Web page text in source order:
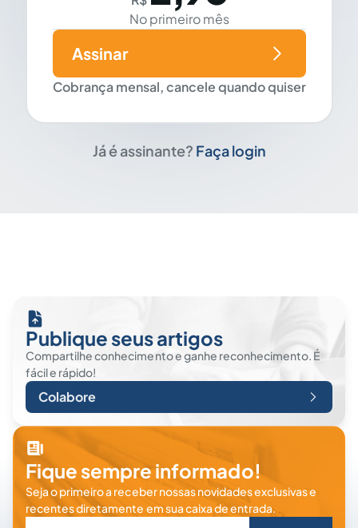
No primeiro mês
Cobrança mensal, cancele quando quiser
Assinar
Já é assinante? Faça login
Publique seus artigos
Compartilhe conhecimento e ganhe reconhecimento. É
fácil e rápido!
Colabore
Fique sempre informado!
Seja o primeiro a receber nossas novidades exclusivas e
recentes diretamente em sua caixa de entrada.